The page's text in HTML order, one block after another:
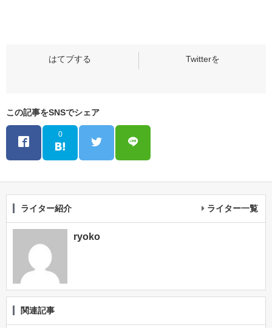
この記事をSNSでシェア
0
ライター紹介 ライター一覧
ryoko
関連記事